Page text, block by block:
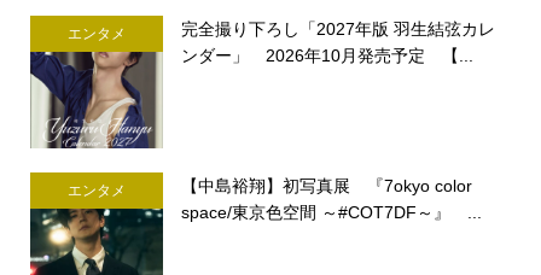
エンタメ
完全撮り下ろし「2027年版 羽生結弦カレ
ンダー」 2026年10月発売予定 【...
エンタメ
【中島裕翔】初写真展 『7okyo color
space/東京色空間 ～#COT7DF～』 ...